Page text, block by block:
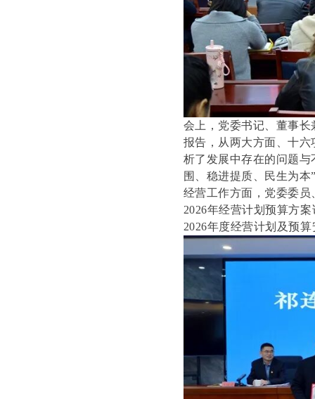
会上，党委书记、董事
报告，从两大方面、十
析了发展中存在的问题
围、稳进提质、民生为
经营工作方面，党委委
2026年经营计划预算方
2026年度经营计划及预